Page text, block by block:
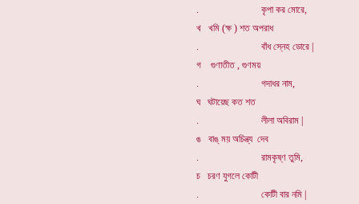
. কৃপা কর মোরে,
খ খমি (ক্ষ ) শত অপরাধ
. বাঁধ স্নেহ ডোরে |
গ গুণাতীত , গুণময়
. গদাধর নাম,
ঘ ঘটায়েছ কত শত
. লীলা অবিরাম |
ঙ বাঙ্ ময় অচিন্ত্য দেব
. রামকৃষ্ণ তুমি,
চ চরণ যুগলে কোটী
. কোটী বার নমি |